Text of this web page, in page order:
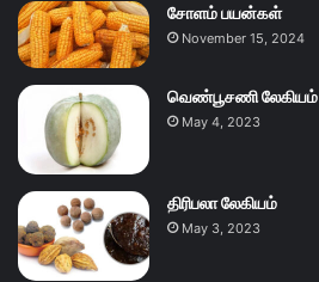
சோளம் பயன்கள்
November 15, 2024
வெண்பூசணி லேகியம்
May 4, 2023
திரிபலா லேகியம்
May 3, 2023